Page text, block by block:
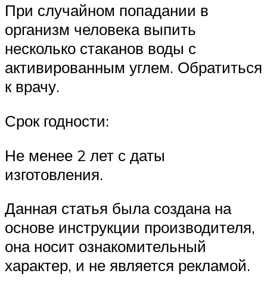
При случайном попадании в
организм человека выпить
несколько стаканов воды с
активированным углем. Обратиться
к врачу.
Срок годности:
Не менее 2 лет с даты
изготовления.
Данная статья была создана на
основе инструкции производителя,
она носит ознакомительный
характер, и не является рекламой.